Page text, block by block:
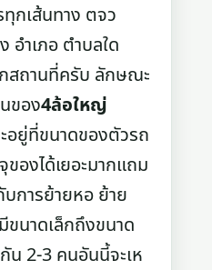
ทุกเส้นทาง ตจว
ำเภอ ตำบลใด
สถานที่ครับ ลักษณะ
ของ4ล้อใหญ่
อยู่ที่ขนาดของตัวรถ
ของได้เยอะมากแถม
บการย้ายหอ ย้าย
นาดเล็กถึงขนาด
น 2-3 คนอันนี้จะเห